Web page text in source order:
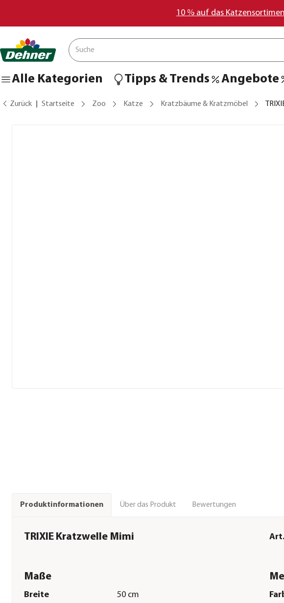
10 % auf das
Alle Kategorien Tipps & Trends Angebote
Zurück Startseite Zoo Katze Kratzbäume & Kratzmöbel
Produktinformationen Über das Produkt Bewertungen
TRIXIE Kratzwelle Mimi
Maße
Breite
50 cm